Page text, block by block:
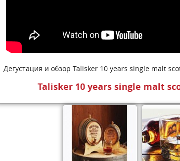
Дегустация и обзор Talisker 10 years single malt
Talisker 10 years single malt